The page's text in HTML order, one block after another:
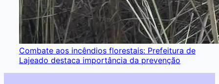
Combate aos incêndios florestais: Prefeitura de
Lajeado destaca importância da prevenção